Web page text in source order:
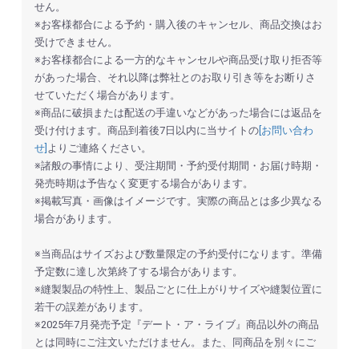
お買い物を続ける
せん。
※お客様都合による予約・購入後のキャンセル、商品交換はお
受けできません。
※お客様都合による一方的なキャンセルや商品受け取り拒否等
があった場合、それ以降は弊社とのお取り引き等をお断りさ
せていただく場合があります。
※商品に破損または配送の手違いなどがあった場合には返品を
受け付けます。商品到着後7日以内に当サイトの[お問い合わ
せ] よりご連絡ください。
※諸般の事情により、受注期間・予約受付期間・お届け時期・
発売時期は予告なく変更する場合があります。
※掲載写真・画像はイメージです。実際の商品とは多少異なる
場合があります。
※当商品はサイズおよび数量限定の予約受付になります。準備
予定数に達し次第終了する場合があります。
※縫製製品の特性上、製品ごとに仕上がりサイズや縫製位置に
若干の誤差があります。
※2025年7月発売予定『デート・ア・ライブ』商品以外の商品
とは同時にご注文いただけません。また、同商品を別々にご